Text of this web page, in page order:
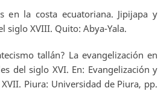
en la costa ecuatoriana. Jipijapa y
siglo XVIII. Quito: Abya-Yala.
tallán? La evangelización en
del siglo XVI. En: Evangelización y
Piura: Universidad de Piura, pp.